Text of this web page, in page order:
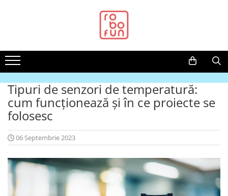
Arduino Original
Arduino Compatibil
Raspberry PI
Raspberry PI
Alimentare
Hat
Accesorii
Audio
Cabluri si Conectori
Tipuri de senzori de temperatură:
cum funcționează și în ce proiecte se
folosesc
06 Septembrie 2023